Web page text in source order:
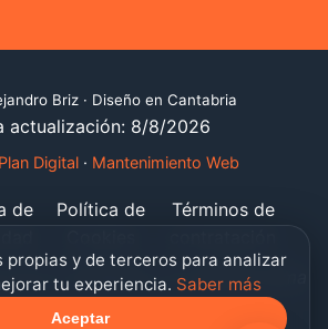
Briz · Diseño en Cantabria
actualización: 8/8/2026
Plan Digital· Mantenimiento Web
de
Política de
Términos de
de los Caballeros 34, 39574 Frama
·+34 629 671 944
propias y de terceros para analizar
tu experiencia. Saber más
Aceptar